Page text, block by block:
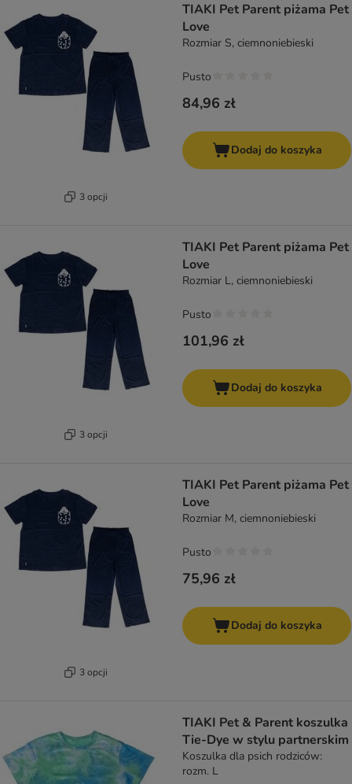
3 opcji
TIAKI Pet Parent piżama Pet
Love
Rozmiar S, ciemnoniebieski
84,96 zł
Pusto
Dodaj do koszyka
3 opcji
TIAKI Pet Parent piżama Pet
Love
Rozmiar L, ciemnoniebieski
101,96 zł
Pusto
Dodaj do koszyka
3 opcji
TIAKI Pet Parent piżama Pet
Love
Rozmiar M, ciemnoniebieski
75,96 zł
Pusto
Dodaj do koszyka
TIAKI Pet & Parent koszulka
Tie-Dye w stylu partnerskim
Koszulka dla psich rodziców:
rozm. L